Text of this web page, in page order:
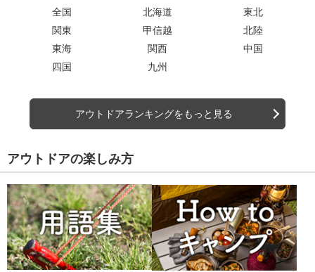
全国 北海道
東北
関東
甲信越
北陸
東海
関西
中国
四国
九州
アウトドアランキングをもっと見る
アウトドアの楽しみ方